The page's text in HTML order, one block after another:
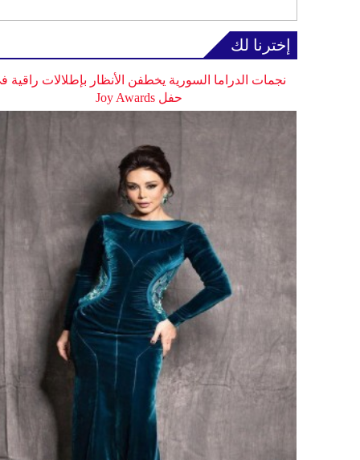
إخترنا لك
نجمات الدراما السورية يخطفن الأنظار بإطلالات راقية
حفل Joy Awards